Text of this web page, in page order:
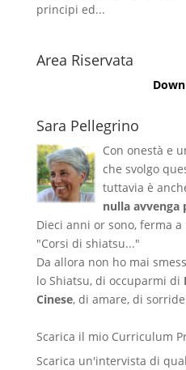
principi ed...
Area Riservata
Sara Pellegrino
Con onestà e
che svolgo
tuttavia è
nulla avvenga
Dieci anni or sono, ferma
"Corsi di shiatsu..."
Da allora non ho mai
lo Shiatsu, di occuparmi di
Cinese, di amare, di
Scarica il mio Curriculum
Scarica un'intervista di